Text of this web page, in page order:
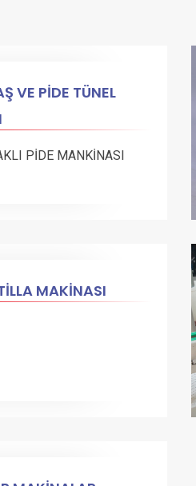
VE PİDE TÜNEL
PİDE MANKİNASI
MAKİNASI